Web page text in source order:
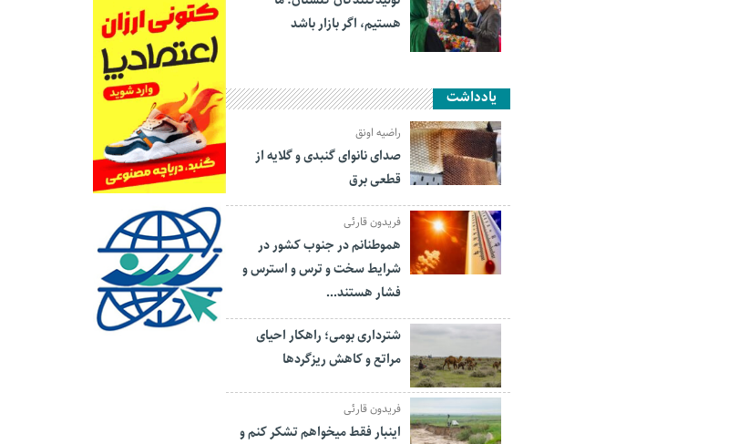
هستیم، اگر بازار باشد
یادداشت
راضیه اونق
صدای نانوای گنبدی و گلایه از
قطعی برق
فریدون قارئی
هموطنانم در جنوب کشور در
شرایط سخت و ترس و استرس و
فشار هستند…
شترداری بومی؛ راهکار احیای
مراتع و کاهش ریزگردها
فریدون قارئی
اینبار فقط میخواهم تشکر کنم و